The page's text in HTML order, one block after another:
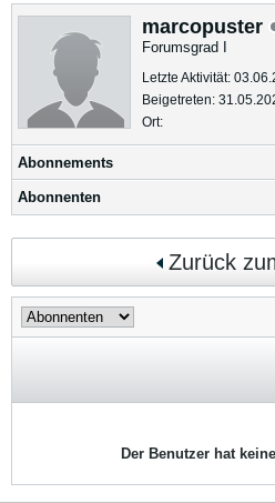
marcopuster
Forumsgrad I
Letzte Aktivität:
Beigetreten:
Ort:
Abonnements
Abonnenten
Zurück
Der Benutzer hat